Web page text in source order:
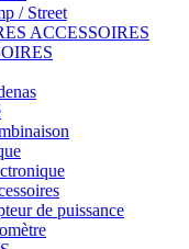
/ Street
ACCESSOIRES
de puissance